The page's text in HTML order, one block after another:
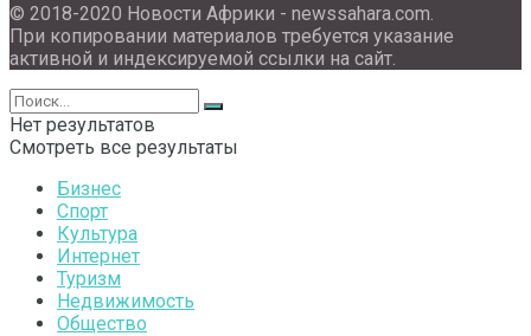
© 2018-2020 Новости Африки - newssahara.com.
При копировании материалов требуется указание
активной и индексируемой ссылки на сайт.
Нет результатов
Смотреть все результаты
Бизнес
Спорт
Культура
Интернет
Туризм
Недвижимость
Общество